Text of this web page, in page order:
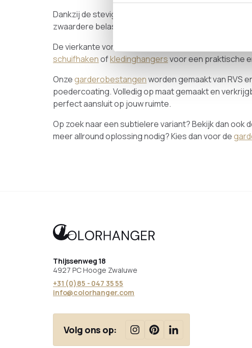
Dankzij de stevige constructie is deze
zwaardere belasting, zonder door te buigen. Ideaal
De vierkante vorm geeft een krachtige en strakke
schuifhakenofkledinghangersvoor een praktische
Onzegarderobestangenworden gemaakt van RVS
poedercoating. Volledig op maat gemaakt en
perfect aansluit op jouw ruimte.
Op zoek naar een subtielere variant? Bekijk dan ook
meer allround oplossing nodig? Kies dan voor de
Thijssenweg 18
4927 PC Hooge Zwaluwe
+31 (0)85 - 047 35 55
info@colorhanger.com
Volg ons op: